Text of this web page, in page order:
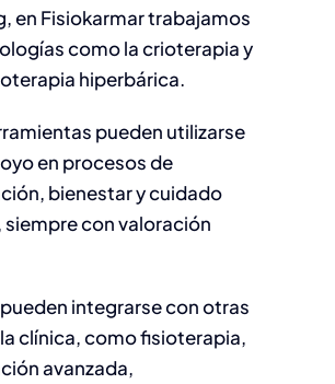
en Fisiokarmar trabajamos
como la crioterapia y
hiperbárica.
pueden utilizarse
en procesos de
bienestar y cuidado
con valoración
integrarse con otras
clínica, como fisioterapia,
avanzada,